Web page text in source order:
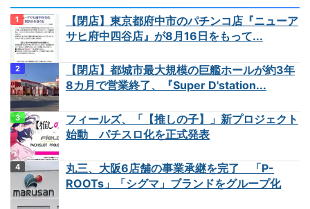
【閉店】東京都府中市のパチンコ店『ニューア
サヒ府中四谷店』が8月16日をもって...
【閉店】都城市最大規模の巨艦ホールが約3年
8カ月で営業終了、『Super D'station...
フィールズ、「【推しの子】」新プロジェクト
始動 パチスロ化を正式発表
丸三、大阪6店舗の事業承継を完了 「P-
ROOTs」「シグマ」ブランドをグループ化